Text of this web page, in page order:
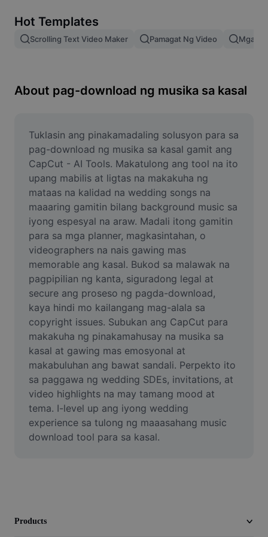
Image merge
Resize Image
Meme Generator
AI Text Remover
AI People Remover
AI Inpainting
Face Cutout
Video
Remove video BG
Enhance quality
Video Editor
Trim Video
Add Subtitles To Video
Video Converter
Hot Templates
Scrolling Text Video Maker Pamagat Ng Video Mga
About pag-download ng musika sa kasal
Tuklasin ang pinakamadaling solusyon para sa
pag-download ng musika sa kasal gamit ang
CapCut - AI Tools. Makatulong ang tool na ito
upang mabilis at ligtas na makakuha ng
mataas na kalidad na wedding songs na
maaaring gamitin bilang background music sa
iyong espesyal na araw. Madali itong gamitin
para sa mga planner, magkasintahan, o
videographers na nais gawing mas
memorable ang kasal. Bukod sa malawak na
pagpipilian ng kanta, siguradong legal at
secure ang proseso ng pagda-download,
kaya hindi mo kailangang mag-alala sa
copyright issues. Subukan ang CapCut para
makakuha ng pinakamahusay na musika sa
kasal at gawing mas emosyonal at
makabuluhan ang bawat sandali. Perpekto ito
sa paggawa ng wedding SDEs, invitations, at
video highlights na may tamang mood at
tema. I-level up ang iyong wedding
experience sa tulong ng maaasahang music
download tool para sa kasal.
Products